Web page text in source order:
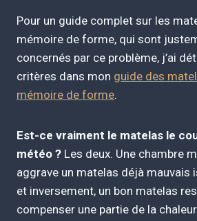
Pour un guide complet sur les
mémoire de forme, qui sont
concernés par ce problème, j’ai
critères dans mon guide des
mémoire de forme.
Est-ce vraiment le matelas le
météo ? Les deux. Une chambre
aggrave un matelas déjà mauvais
et inversement, un bon matelas
compenser une partie de la